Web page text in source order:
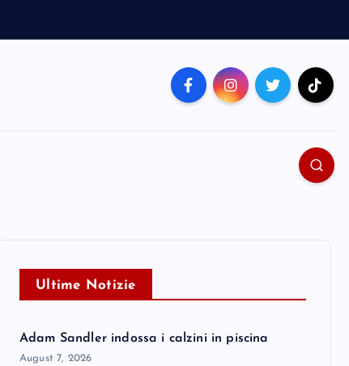
Ultime Notizie
Adam Sandler indossa i calzini in piscina
August 7, 2026